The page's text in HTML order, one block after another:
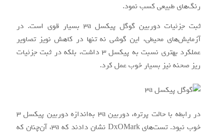
رنگ‌های طبیعی کسب نمود.
ثبت جزئیات دوربین گوگل پیکسل 3a بسیار قوی است. در
آزمایش‌های محیطی، این گوشی نه تنها در کاهش نویز تصاویر
عملکرد بهتری نسبت به پیکسل ۳ داشت، بلکه در ثبت جزئیات
ریز صحنه نیز بسیار خوب عمل کرد.
در رابطه با حالت پرتره، دوربین 3a به‌اندازه دوربین پیکسل ۳
خوب نبود. تست‌های DxOMark نشان دادند که 3a، آن‌چنان که